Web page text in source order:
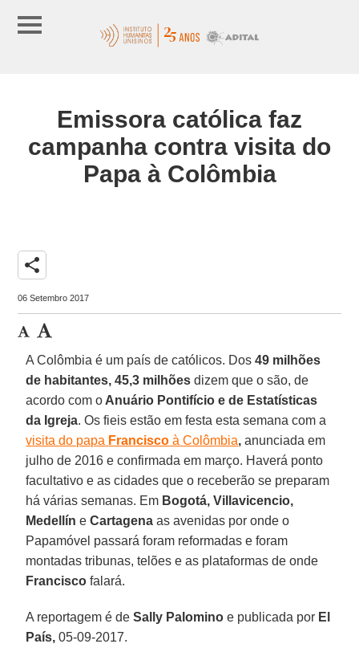
Emissora católica faz
campanha contra visita do
Papa à Colômbia
share
06 Setembro 2017
A Colômbia é um país de católicos. Dos49 milhões
de habitantes, 45,3 milhões dizem que o são, de
acordo com o Anuário Pontifício e de Estatísticas
da Igreja. Os fieis estão em festa esta semana com a
visita do papa Francisco àColômbia, anunciada em
julho de 2016 e confirmada em março. Haverá ponto
facultativo e as cidades que o receberão se preparam
há várias semanas. Em Bogotá, Villavicencio,
Medellín eCartagena as avenidas por onde o
Papamóvel passará foram reformadas e foram
montadas tribunas, telões e as plataformas de onde
Francisco falará.
A reportagem é deSally Palomino e publicada por El
País, 05-09-2017.